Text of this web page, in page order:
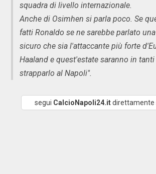
squadra di livello internazionale.
Anche di Osimhen si parla poco. Se
fatti Ronaldo se ne sarebbe parlato
sicuro che sia l'attaccante più forte
Haaland e quest'estate saranno in
strapparlo al Napoli".
segui CalcioNapoli24.itdirettamente